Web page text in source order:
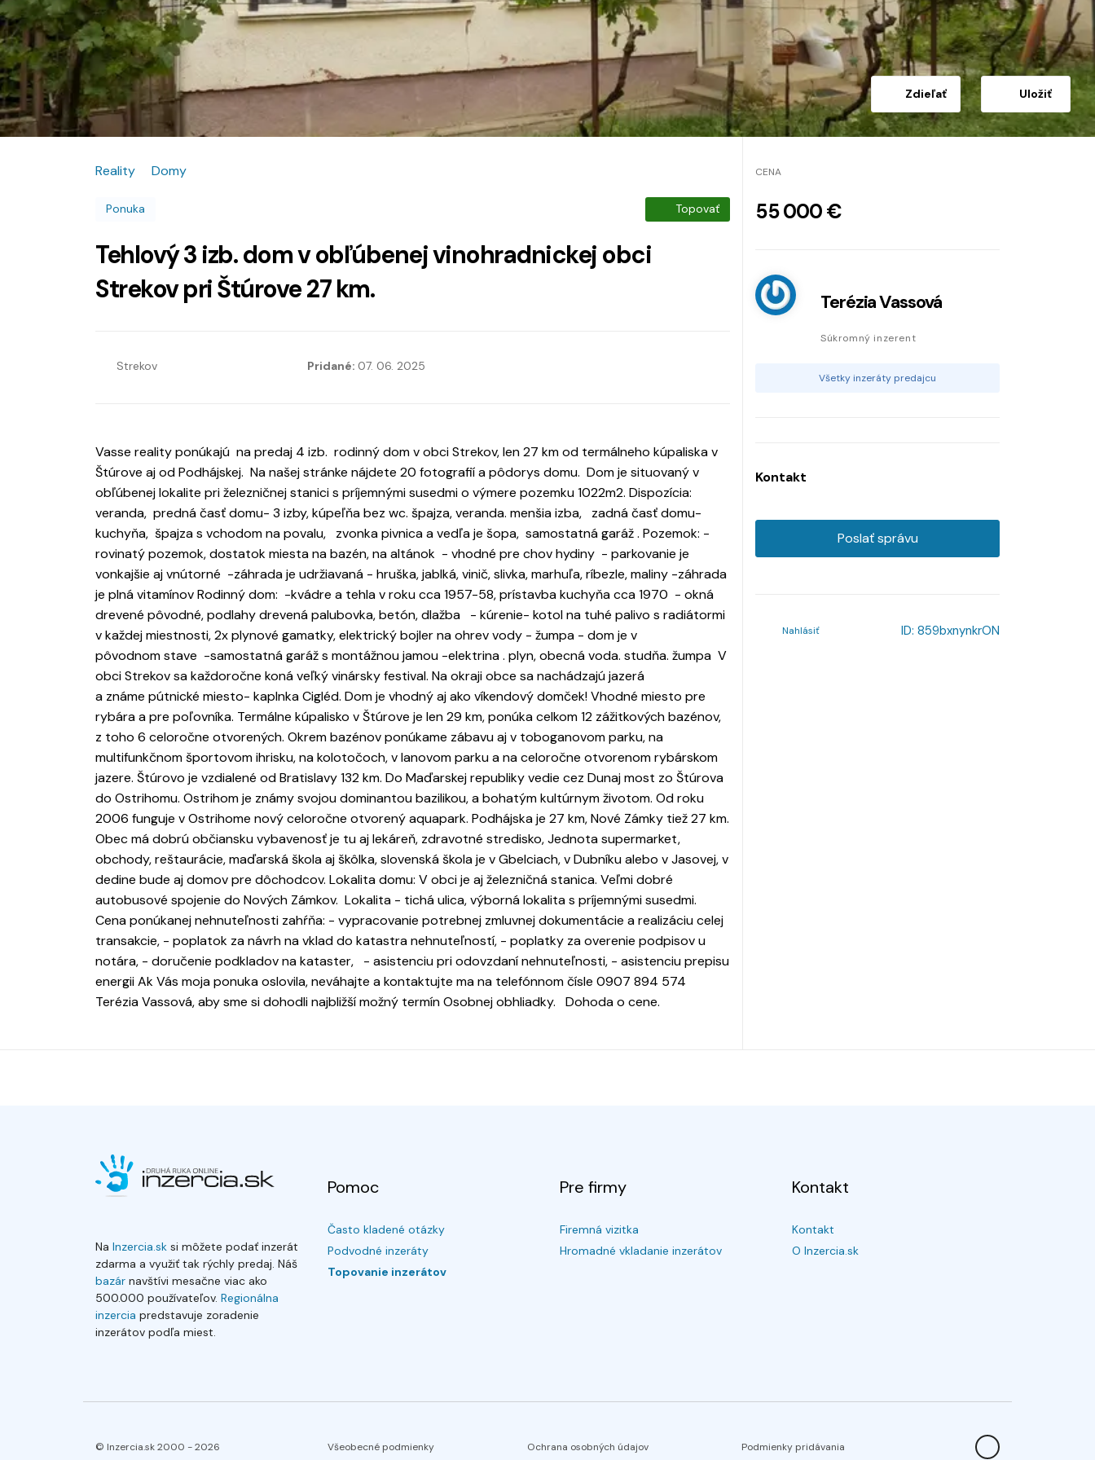
Zdieľať Uložiť
Reality Domy
Ponuka Topovať
Tehlový 3 izb. dom v obľúbenej vinohradnickej obci
Strekov pri Štúrove 27 km.
Strekov Pridané: 07. 06. 2025
Vasse reality ponúkajú na predaj 4 izb. rodinný dom v obci Strekov, len 27 km od termálneho kúpaliska v
Štúrove aj od Podhájskej. Na našej stránke nájdete 20 fotografií a pôdorys domu. Dom je situovaný v
obľúbenej lokalite pri železničnej stanici s príjemnými susedmi o výmere pozemku 1022m2. Dispozícia:
veranda, predná časť domu- 3 izby, kúpeľňa bez wc. špajza, veranda. menšia izba, zadná časť domu-
kuchyňa, špajza s vchodom na povalu, zvonka pivnica a vedľa je šopa, samostatná garáž . Pozemok: -
rovinatý pozemok, dostatok miesta na bazén, na altánok - vhodné pre chov hydiny - parkovanie je
vonkajšie aj vnútorné -záhrada je udržiavaná - hruška, jablká, vinič, slivka, marhuľa, ríbezle, maliny -záhrada
je plná vitamínov Rodinný dom: -kvádre a tehla v roku cca 1957-58, prístavba kuchyňa cca 1970 - okná
drevené pôvodné, podlahy drevená palubovka, betón, dlažba - kúrenie- kotol na tuhé palivo s radiátormi
v každej miestnosti, 2x plynové gamatky, elektrický bojler na ohrev vody - žumpa - dom je v
pôvodnom stave -samostatná garáž s montážnou jamou -elektrina . plyn, obecná voda. studňa. žumpa V
obci Strekov sa každoročne koná veľký vinársky festival. Na okraji obce sa nachádzajú jazerá
a známe pútnické miesto- kaplnka Cigléd. Dom je vhodný aj ako víkendový domček! Vhodné miesto pre
rybára a pre poľovníka. Termálne kúpalisko v Štúrove je len 29 km, ponúka celkom 12 zážitkových bazénov,
z toho 6 celoročne otvorených. Okrem bazénov ponúkame zábavu aj v toboganovom parku, na
multifunkčnom športovom ihrisku, na kolotočoch, v lanovom parku a na celoročne otvorenom rybárskom
jazere. Štúrovo je vzdialené od Bratislavy 132 km. Do Maďarskej republiky vedie cez Dunaj most zo Štúrova
do Ostrihomu. Ostrihom je známy svojou dominantou bazilikou, a bohatým kultúrnym životom. Od roku
2006 funguje v Ostrihome nový celoročne otvorený aquapark. Podhájska je 27 km, Nové Zámky tiež 27 km.
Obec má dobrú občiansku vybavenosť je tu aj lekáreň, zdravotné stredisko, Jednota supermarket,
obchody, reštaurácie, maďarská škola aj škôlka, slovenská škola je v Gbelciach, v Dubníku alebo v Jasovej, v
dedine bude aj domov pre dôchodcov. Lokalita domu: V obci je aj železničná stanica. Veľmi dobré
autobusové spojenie do Nových Zámkov. Lokalita - tichá ulica, výborná lokalita s príjemnými susedmi.
Cena ponúkanej nehnuteľnosti zahŕňa: - vypracovanie potrebnej zmluvnej dokumentácie a realizáciu celej
transakcie, - poplatok za návrh na vklad do katastra nehnuteľností, - poplatky za overenie podpisov u
notára, - doručenie podkladov na kataster, - asistenciu pri odovzdaní nehnuteľnosti, - asistenciu prepisu
energii Ak Vás moja ponuka oslovila, neváhajte a kontaktujte ma na telefónnom čísle 0907 894 574
Terézia Vassová, aby sme si dohodli najbližší možný termín Osobnej obhliadky. Dohoda o cene.
CENA
55 000 €
Terézia Vassová
Súkromný inzerent
Všetky inzeráty predajcu
Kontakt
Poslať správu
Nahlásiť ID: 859bxnynkrON
Na Inzercia.sk si môžete podať inzerát
zdarma a využiť tak rýchly predaj. Náš
bazár navštívi mesačne viac ako
500.000 používateľov. Regionálna
inzercia predstavuje zoradenie
inzerátov podľa miest.
Pomoc
Často kladené otázky
Podvodné inzeráty
Topovanie inzerátov
Pre firmy
Firemná vizitka
Hromadné vkladanie inzerátov
Kontakt
Kontakt
O Inzercia.sk
© Inzercia.sk 2000 -2026 Všeobecné podmienky Ochrana osobných údajov Podmienky pridávania